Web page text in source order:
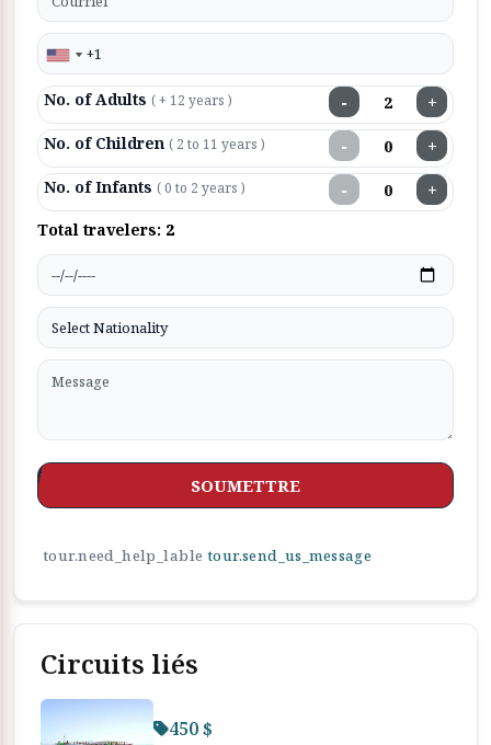
No. of Adults ( + 12 years ) − +
No. of Children ( 2 to 11 years ) − +
No. of Infants ( 0 to 2 years ) − +
Total travelers: 2
SOUMETTRE
tour.need_help_lable tour.send_us_message
Circuits liés
450 $